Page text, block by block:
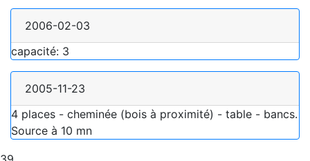
2006-02-03
capacité: 3
2005-11-23
4 places - cheminée (bois à proximité) - table - bancs.
Source à 10 mn